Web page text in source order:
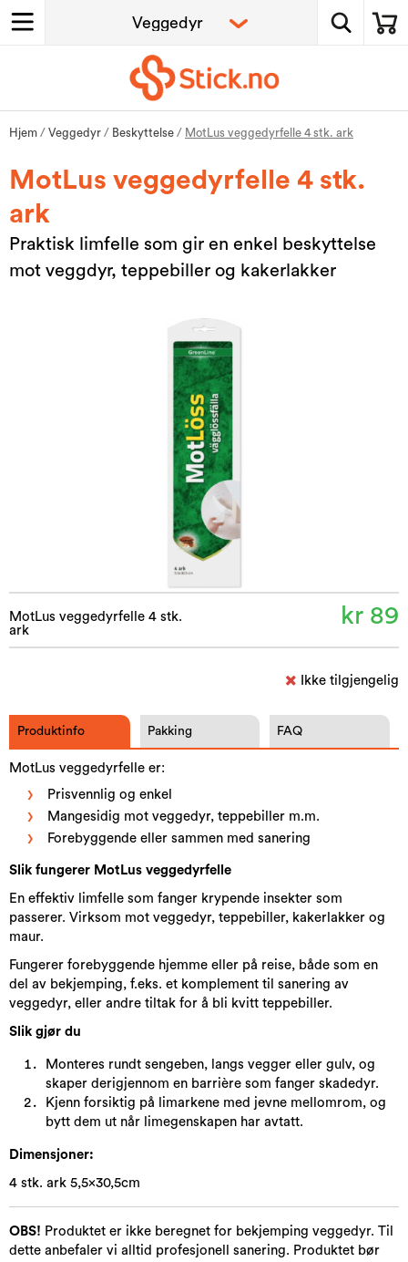
Hjem / Veggedyr / Beskyttelse / MotLus veggedyrfelle 4 stk. ark
MotLus veggedyrfelle 4 stk.
ark
Praktisk limfelle som gir en enkel beskyttelse
mot veggdyr, teppebiller og kakerlakker
MotLus veggedyrfelle 4 stk.
ark
kr 89
Ikke tilgjengelig
Produktinfo Pakking FAQ
MotLus veggedyrfelle er:
Prisvennlig og enkel
Mangesidig mot veggedyr, teppebiller m.m.
Forebyggende eller sammen med sanering
Slik fungerer MotLus veggedyrfelle
En effektiv limfelle som fanger krypende insekter som
passerer. Virksom mot veggedyr, teppebiller, kakerlakker og
maur.
Fungerer forebyggende hjemme eller på reise, både som en
del av bekjemping, f.eks. et komplement til sanering av
veggedyr, eller andre tiltak for å bli kvitt teppebiller.
Slik gjør du
Monteres rundt sengeben, langs vegger eller gulv, og
skaper derigjennom en barrière som fanger skadedyr.
Kjenn forsiktig på limarkene med jevne mellomrom, og
bytt dem ut når limegenskapen har avtatt.
Dimensjoner:
4 stk. ark 5,5x30,5cm
OBS! Produktet er ikke beregnet for bekjemping veggedyr. Til
dette anbefaler vi alltid profesjonell sanering. Produktet bør